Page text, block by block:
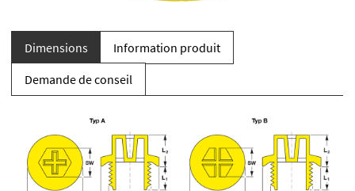
Dimensions
Information produit
Demande de conseil